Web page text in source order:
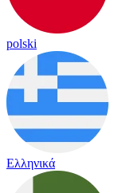
polski
Ελληνικά